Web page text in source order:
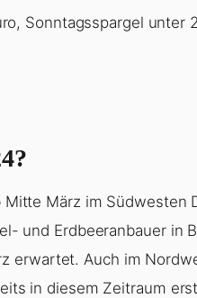
Sonntagsspargel unter
März im Südwesten
und Erdbeeranbauer in
erwartet. Auch im
in diesem Zeitraum